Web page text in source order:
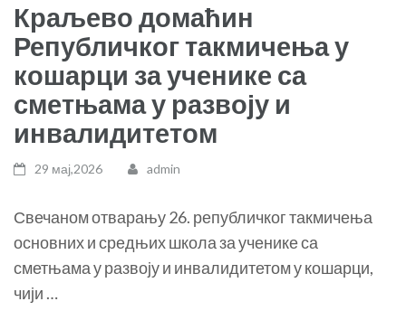
Краљево домаћин
Републичког такмичења у
кошарци за ученике са
сметњама у развоју и
инвалидитетом
29 мај,2026 admin
Свечаном отварању 26. републичког такмичења
основних и средњих школа за ученике са
сметњама у развоју и инвалидитетом у кошарци,
чији …